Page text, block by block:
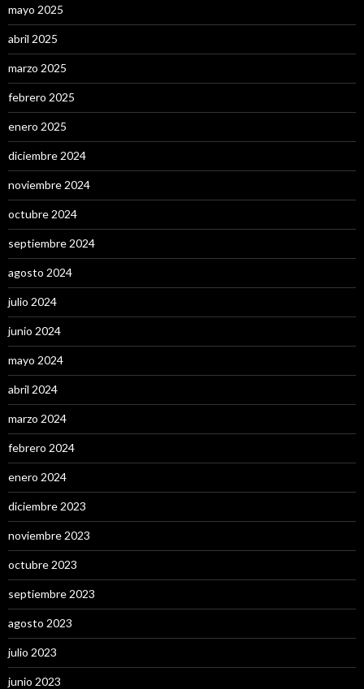
mayo 2025
abril 2025
marzo 2025
febrero 2025
enero 2025
diciembre 2024
noviembre 2024
octubre 2024
septiembre 2024
agosto 2024
julio 2024
junio 2024
mayo 2024
abril 2024
marzo 2024
febrero 2024
enero 2024
diciembre 2023
noviembre 2023
octubre 2023
septiembre 2023
agosto 2023
julio 2023
junio 2023